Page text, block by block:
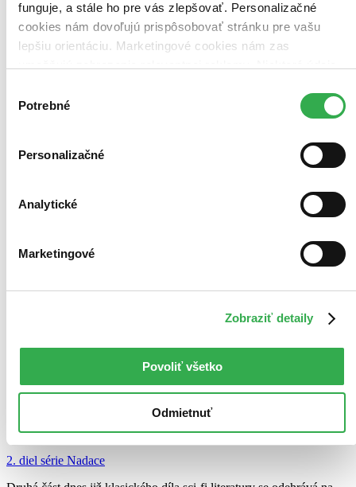
funguje, a stále ho pre vás zlepšovať. Personalizačné
cookies nám dovoľujú prispôsobovať stránku pre vašu
lepšiu orientáciu. Marketingové cookies nám zas
keby sme mohli používať všetky tieto cookies. Ďakujeme!
súhlasu
Potrebné
Personalizačné
Analytické
Marketingové
Zobraziť detaily
Povoliť všetko
Odmietnuť
Zrušiť filtre
Na tému vesmírna výprava
Nadace a říše
Isaac Asimov
2. diel série Nadace